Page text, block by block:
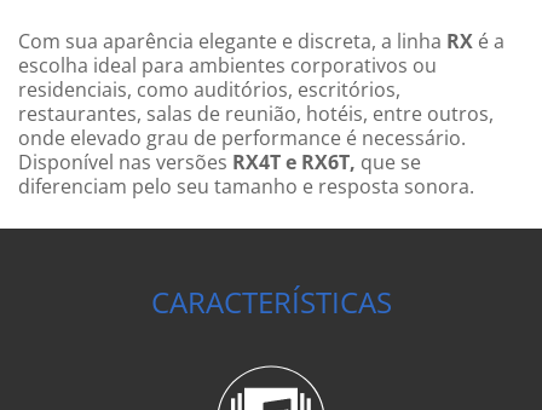
Com sua aparência elegante e discreta, a linha RX é a
escolha ideal para ambientes corporativos ou
residenciais, como auditórios, escritórios,
restaurantes, salas de reunião, hotéis, entre outros,
onde elevado grau de performance é necessário.
Disponível nas versões RX4Te RX6T, que se
diferenciam pelo seu tamanho e resposta sonora.
CARACTERÍSTICAS